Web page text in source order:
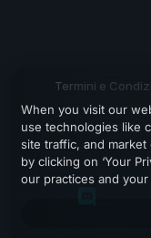
Termini e
When you visit our
use technologies like
site traffic, and
by clicking on ‘Your
our practices and